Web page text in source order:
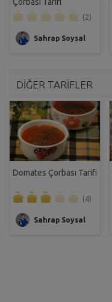
(2)
Sahrap Soysal
DİĞER TARİFLER
Domates Çorbası Tarifi
(4)
Sahrap Soysal